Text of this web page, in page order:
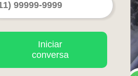
Iniciar
conversa